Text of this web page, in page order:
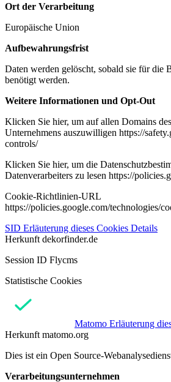
Ort der Verarbeitung
Europäische Union
Aufbewahrungsfrist
Daten werden gelöscht, sobald sie für die
benötigt werden.
Weitere Informationen und Opt-Out
Klicken Sie hier, um auf allen Domains
Unternehmens auszuwilligen https://
controls/
Klicken Sie hier, um die
Datenverarbeiters zu lesen https://
Cookie-Richtlinien-URL
https://policies.google.com/technologies/
SID Erläuterung dieses Cookies Details
Herkunft dekorfinder.de
Session ID Flycms
Statistische Cookies
Matomo Erläuterung
Herkunft matomo.org
Dies ist ein Open Source-
Verarbeitungsunternehmen